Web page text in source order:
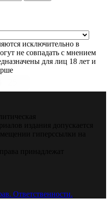
исключительно в
не совпадать с мнением
для лиц 18 лет и
издания допускается
гиперссылки на
принадлежат
Ответственности.